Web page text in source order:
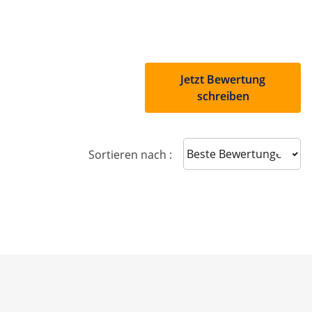
Jetzt Bewertung
schreiben
Sortieren nach : Sort reviews